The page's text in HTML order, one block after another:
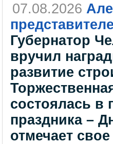
07.08.2026
Губернатор
вручил
развитие
состоялась в
праздника –
отмечает